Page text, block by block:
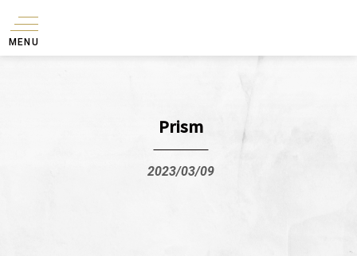
MENU
Prism
2023/03/09